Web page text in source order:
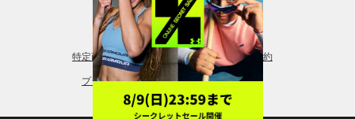
レギンス＆タイツ
特定商取引法に基づく通販の表記 会員規約
プライバシーポリシー